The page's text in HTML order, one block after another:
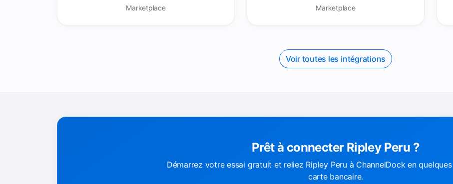
Marketplace Marketplace
Voir toutes les intégrations
Prêt à connecter Ripley Peru ?
Démarrez votre essai gratuit et reliez Ripley Peru à ChannelDock en
carte bancaire.